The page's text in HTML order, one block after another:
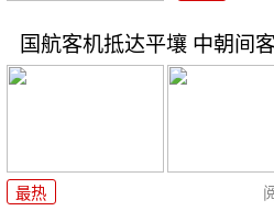
国航客机抵达平壤 中朝间
最热